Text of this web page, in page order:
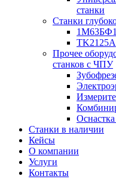
станки
Станки
TK2125A
Прочее
станков с ЧПУ
Станки в наличии
Кейсы
О компании
Услуги
Контакты